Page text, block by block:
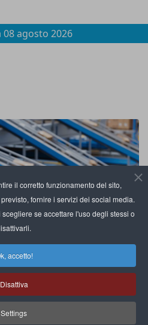
il corretto funzionamento del sito,
fornire i servizi dei social media.
scegliere se accettare l'uso degli stessi o
accetto!
Disattiva
Settings
08 agosto 2026
il leader incontrastato, con il